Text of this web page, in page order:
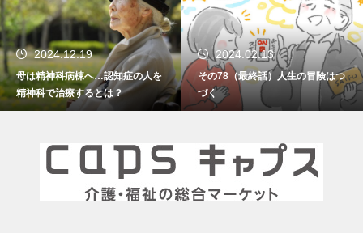
人を
2024.02.13
その78（最終話）人生の冒険はつ
づく
2024.01.15
その77 振り返れば笑門